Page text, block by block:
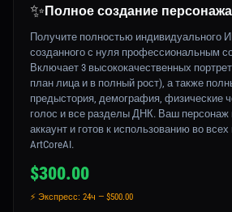
✨Полное создание персонажа
Получите полностью индивидуального
созданного с нуля профессиональным
Включает 3 высококачественных
план лица и в полный рост), а также
предыстория, демография, физические
голос и все разделы ДНК. Ваш персонаж
аккаунт и готов к использованию во
ArtCoreAI.
$300.00
⚡ Экспресс: 24ч — $500.00